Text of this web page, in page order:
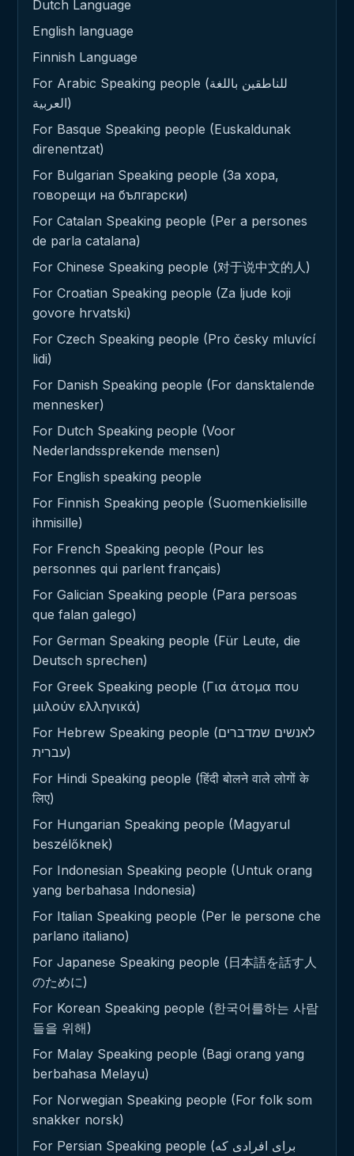
Dutch Language
English language
Finnish Language
For Arabic Speaking people (للناطقين باللغة
العربية)
For Basque Speaking people (Euskaldunak
direnentzat)
For Bulgarian Speaking people (За хора,
говорещи на български)
For Catalan Speaking people (Per a persones
de parla catalana)
For Chinese Speaking people (对于说中文的人)
For Croatian Speaking people (Za ljude koji
govore hrvatski)
For Czech Speaking people (Pro česky mluvící
lidi)
For Danish Speaking people (For dansktalende
mennesker)
For Dutch Speaking people (Voor
Nederlandssprekende mensen)
For English speaking people
For Finnish Speaking people (Suomenkielisille
ihmisille)
For French Speaking people (Pour les
personnes qui parlent français)
For Galician Speaking people (Para persoas
que falan galego)
For German Speaking people (Für Leute, die
Deutsch sprechen)
For Greek Speaking people (Για άτομα που
μιλούν ελληνικά)
For Hebrew Speaking people (לאנשים שמדברים
עברית)
For Hindi Speaking people (हिंदी बोलने वाले लोगों के
लिए)
For Hungarian Speaking people (Magyarul
beszélőknek)
For Indonesian Speaking people (Untuk orang
yang berbahasa Indonesia)
For Italian Speaking people (Per le persone che
parlano italiano)
For Japanese Speaking people (日本語を話す人
のために)
For Korean Speaking people (한국어를하는 사람
들을 위해)
For Malay Speaking people (Bagi orang yang
berbahasa Melayu)
For Norwegian Speaking people (For folk som
snakker norsk)
For Persian Speaking people (برای افرادی که